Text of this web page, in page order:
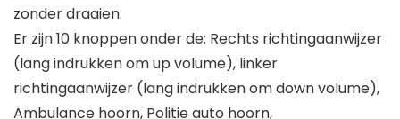
zonder draaien.
Er zijn 10 knoppen onder de: Rechts richtingaanwijzer
(lang indrukken om up volume), linker
richtingaanwijzer (lang indrukken om down volume),
Ambulance hoorn, Politie auto hoorn,